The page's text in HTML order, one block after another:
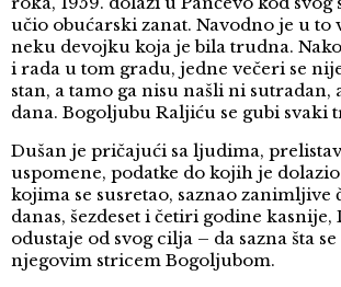
učio obućarski zanat. Navodno je u to
neku devojku koja je bila trudna.
i rada u tom gradu, jedne večeri se
stan, a tamo ga nisu našli ni sutradan,
dana. Bogoljubu Raljiću se gubi svaki
Dušan je pričajući sa ljudima,
uspomene, podatke do kojih je
kojima se susretao, saznao zanimljive
danas, šezdeset i četiri godine kasnije,
odustaje od svog cilja – da sazna šta se
njegovim stricem Bogoljubom.